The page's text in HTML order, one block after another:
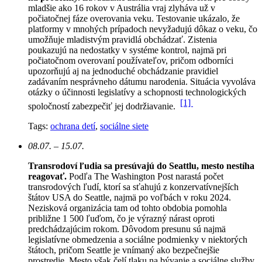
mladšie ako 16 rokov v Austrália vraj zlyháva už v
počiatočnej fáze overovania veku. Testovanie ukázalo, že
platformy v mnohých prípadoch nevyžadujú dôkaz o veku, čo
umožňuje mladistvým pravidlá obchádzať. Zistenia
poukazujú na nedostatky v systéme kontrol, najmä pri
počiatočnom overovaní používateľov, pričom odborníci
upozorňujú aj na jednoduché obchádzanie pravidiel
zadávaním nesprávneho dátumu narodenia. Situácia vyvoláva
otázky o účinnosti legislatívy a schopnosti technologických
spoločností zabezpečiť jej dodržiavanie. [1]
Tags: ochrana detí, sociálne siete
08.07. – 15.07.
Transrodoví ľudia sa presúvajú do Seattlu, mesto nestíha
reagovať. Podľa The Washington Post narastá počet
transrodových ľudí, ktorí sa sťahujú z konzervatívnejších
štátov USA do Seattle, najmä po voľbách v roku 2024.
Nezisková organizácia tam od tohto obdobia pomohla
približne 1 500 ľuďom, čo je výrazný nárast oproti
predchádzajúcim rokom. Dôvodom presunu sú najmä
legislatívne obmedzenia a sociálne podmienky v niektorých
štátoch, pričom Seattle je vnímaný ako bezpečnejšie